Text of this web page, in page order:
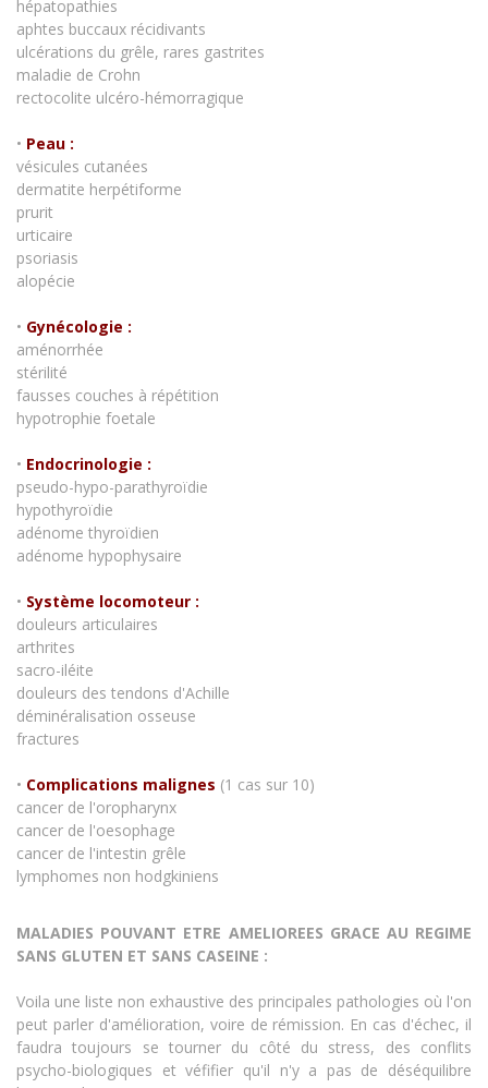
hépatopathies
aphtes buccaux récidivants
ulcérations du grêle, rares gastrites
maladie de Crohn
rectocolite ulcéro-hémorragique
• Peau :
vésicules cutanées
dermatite herpétiforme
prurit
urticaire
psoriasis
alopécie
• Gynécologie :
aménorrhée
stérilité
fausses couches à répétition
hypotrophie foetale
• Endocrinologie :
pseudo-hypo-parathyroïdie
hypothyroïdie
adénome thyroïdien
adénome hypophysaire
• Système locomoteur :
douleurs articulaires
arthrites
sacro-iléite
douleurs des tendons d'Achille
déminéralisation osseuse
fractures
• Complications malignes (1 cas sur 10)
cancer de l'oropharynx
cancer de l'oesophage
cancer de l'intestin grêle
lymphomes non hodgkiniens
MALADIES POUVANT ETRE AMELIOREES GRACE AU REGIME
SANS GLUTEN ET SANS CASEINE :
Voila une liste non exhaustive des principales pathologies où l'on
peut parler d'amélioration, voire de rémission. En cas d'échec, il
faudra toujours se tourner du côté du stress, des conflits
psycho-biologiques et véfifier qu'il n'y a pas de déséquilibre